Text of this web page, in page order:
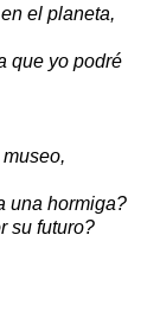
el planeta,
que yo podré
una hormiga?
su futuro?